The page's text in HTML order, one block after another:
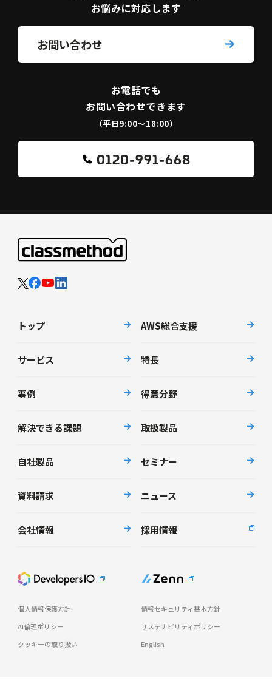
お悩みに対応します
お問い合わせ
お電話でも
お問い合わせできます
（平日9:00〜18:00）
0120-991-668
トップ AWS総合支援
サービス 特長
事例 得意分野
解決できる課題 取扱製品
自社製品 セミナー
資料請求 ニュース
会社情報 採用情報
個人情報保護方針
情報セキュリティ基本方針
AI倫理ポリシー
サステナビリティポリシー
クッキーの取り扱い
English